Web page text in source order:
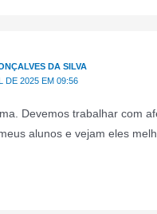
DA SILVA
DE 2025 EM 09:56
Devemos trabalhar com
alunos e vejam eles